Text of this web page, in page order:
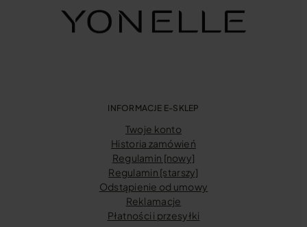
INFORMACJE E-SKLEP
Twoje konto
Historia zamówień
Regulamin [nowy]
Regulamin [starszy]
Odstąpienie od umowy
Reklamacje
Płatności i przesyłki